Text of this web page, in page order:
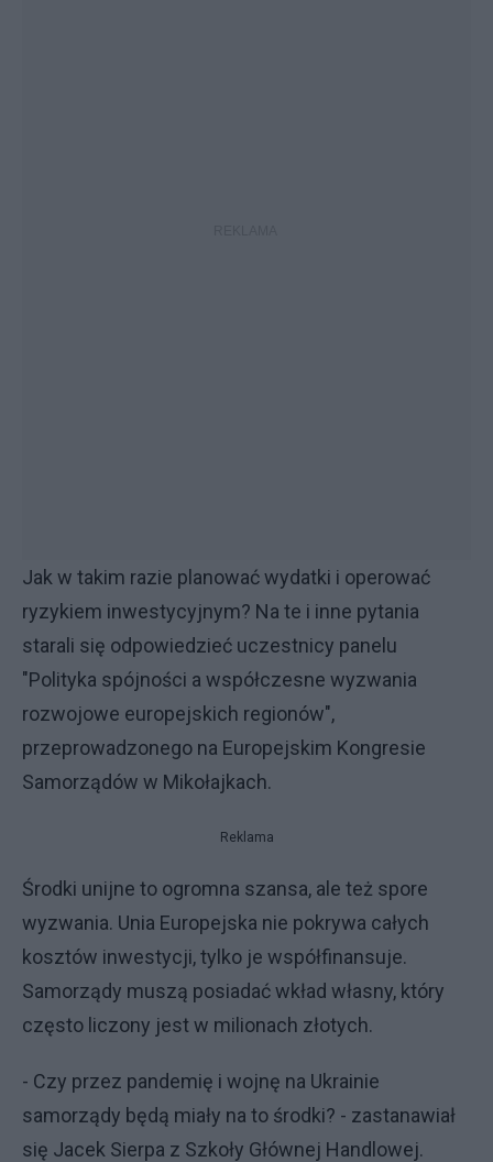
Jak w takim razie planować wydatki i operować
ryzykiem inwestycyjnym? Na te i inne pytania
starali się odpowiedzieć uczestnicy panelu
"Polityka spójności a współczesne wyzwania
rozwojowe europejskich regionów",
przeprowadzonego na Europejskim Kongresie
Samorządów w Mikołajkach.
Reklama
Środki unijne to ogromna szansa, ale też spore
wyzwania. Unia Europejska nie pokrywa całych
kosztów inwestycji, tylko je współfinansuje.
Samorządy muszą posiadać wkład własny, który
często liczony jest w milionach złotych.
- Czy przez pandemię i wojnę na Ukrainie
samorządy będą miały na to środki? - zastanawiał
się Jacek Sierpa z Szkoły Głównej Handlowej.